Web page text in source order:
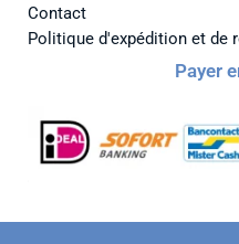
Contact
Politique d'expédition et de
Payer